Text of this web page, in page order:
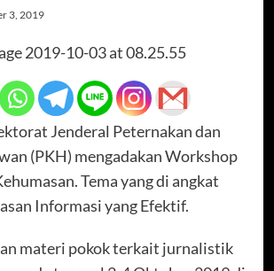
3, 2019
Jenderal Peternakan dan
(PKH) mengadakan Workshop
Tema yang di angkat
Informasi yang Efektif.
materi pokok terkait jurnalistik